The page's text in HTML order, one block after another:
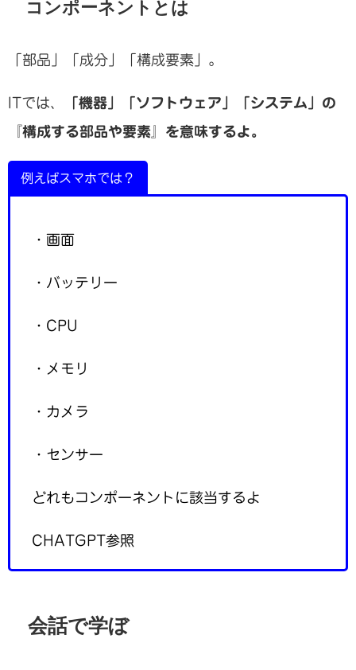
コンポーネントとは
「部品」「成分」「構成要素」。
ITでは、
「機器」「ソフトウェア」「システム」の
『構成する部品や要素』を意味するよ。
例えばスマホでは？
・画面
・バッテリー
・CPU
・メモリ
・カメラ
・センサー
どれもコンポーネントに該当するよ
CHATGPT参照
会話で学ぼ